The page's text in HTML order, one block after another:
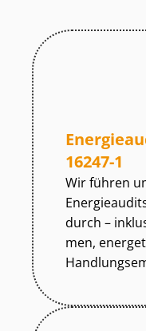
16247-1
Wir führen
durch –
men,